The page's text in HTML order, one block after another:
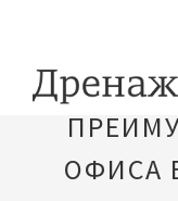
ОФИСА